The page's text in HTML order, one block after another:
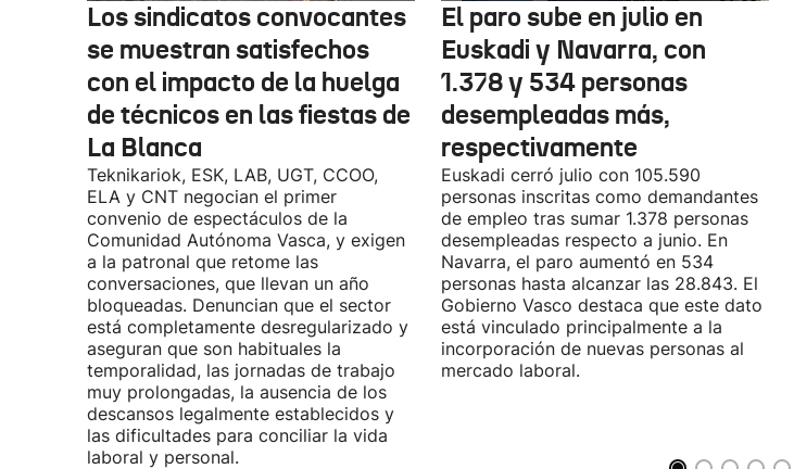
Los sindicatos convocantes
se muestran satisfechos
con el impacto de la huelga
de técnicos en las fiestas de
La Blanca
Teknikariok, ESK, LAB, UGT, CCOO,
ELA y CNT negocian el primer
convenio de espectáculos de la
Comunidad Autónoma Vasca, y exigen
a la patronal que retome las
conversaciones, que llevan un año
bloqueadas. Denuncian que el sector
está completamente desregularizado y
aseguran que son habituales la
temporalidad, las jornadas de trabajo
muy prolongadas, la ausencia de los
descansos legalmente establecidos y
las dificultades para conciliar la vida
laboral y personal.
El paro sube en julio en
Euskadi y Navarra, con
1.378 y 534 personas
desempleadas más,
respectivamente
Euskadi cerró julio con 105.590
personas inscritas como demandantes
de empleo tras sumar 1.378 personas
desempleadas respecto a junio. En
Navarra, el paro aumentó en 534
personas hasta alcanzar las 28.843. El
Gobierno Vasco destaca que este dato
está vinculado principalmente a la
incorporación de nuevas personas al
mercado laboral.